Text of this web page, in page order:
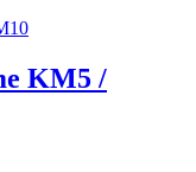
KM5 /